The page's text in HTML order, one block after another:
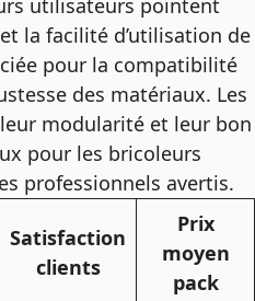
utilisateurs pointent
la facilité d’utilisation de
pour la compatibilité
des matériaux. Les
modularité et leur bon
pour les bricoleurs
professionnels avertis.
Satisfaction
clients
Prix
moyen
pack